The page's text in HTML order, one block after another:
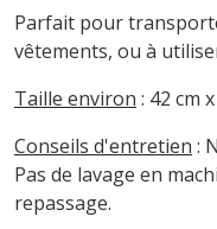
Parfait pour
vêtements, ou à
Taille environ : 42 cm
Conseils d'entretien :
Pas de lavage en
repassage.